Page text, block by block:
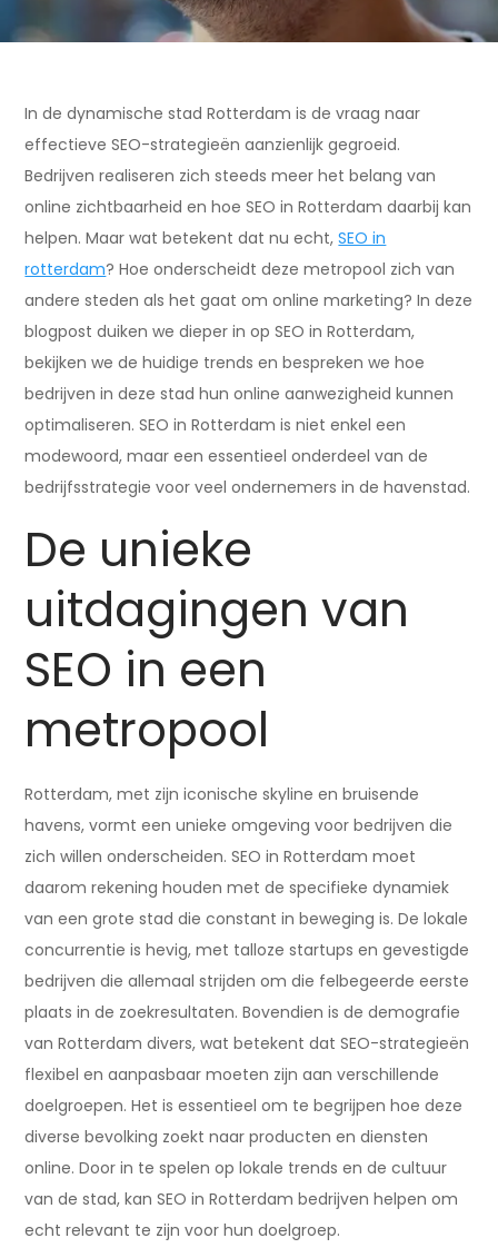
In de dynamische stad Rotterdam is de vraag naar
effectieve SEO-strategieën aanzienlijk gegroeid.
Bedrijven realiseren zich steeds meer het belang van
online zichtbaarheid en hoe SEO in Rotterdam daarbij kan
helpen. Maar wat betekent dat nu echt,SEO in
rotterdam? Hoe onderscheidt deze metropool zich van
andere steden als het gaat om online marketing? In deze
blogpost duiken we dieper in op SEO in Rotterdam,
bekijken we de huidige trends en bespreken we hoe
bedrijven in deze stad hun online aanwezigheid kunnen
optimaliseren. SEO in Rotterdam is niet enkel een
modewoord, maar een essentieel onderdeel van de
bedrijfsstrategie voor veel ondernemers in de havenstad.
De unieke
uitdagingen van
SEO in een
metropool
Rotterdam, met zijn iconische skyline en bruisende
havens, vormt een unieke omgeving voor bedrijven die
zich willen onderscheiden. SEO in Rotterdam moet
daarom rekening houden met de specifieke dynamiek
van een grote stad die constant in beweging is. De lokale
concurrentie is hevig, met talloze startups en gevestigde
bedrijven die allemaal strijden om die felbegeerde eerste
plaats in de zoekresultaten. Bovendien is de demografie
van Rotterdam divers, wat betekent dat SEO-strategieën
flexibel en aanpasbaar moeten zijn aan verschillende
doelgroepen. Het is essentieel om te begrijpen hoe deze
diverse bevolking zoekt naar producten en diensten
online. Door in te spelen op lokale trends en de cultuur
van de stad, kan SEO in Rotterdam bedrijven helpen om
echt relevant te zijn voor hun doelgroep.